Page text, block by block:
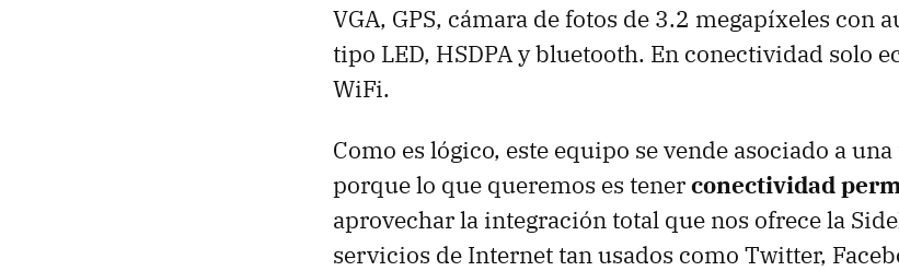
VGA, GPS, cámara de fotos de 3.2 megapíxeles con
tipo LED, HSDPAy bluetooth. En conectividad solo
WiFi.
Como es lógico, este equipo se vende asociado a
porque lo que queremos es tenerconectividad
aprovechar la integración total que nos ofrece la
servicios de Internet tan usados como Twitter,